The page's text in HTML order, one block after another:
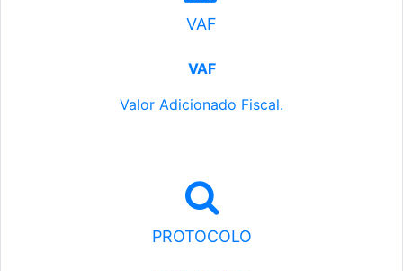
VAF
VAF
Valor Adicionado Fiscal.
PROTOCOLO